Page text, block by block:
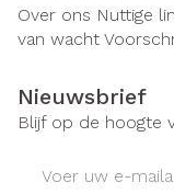
Over ons Nuttige
van wacht
Nieuwsbrief
Blijf op de hoogte